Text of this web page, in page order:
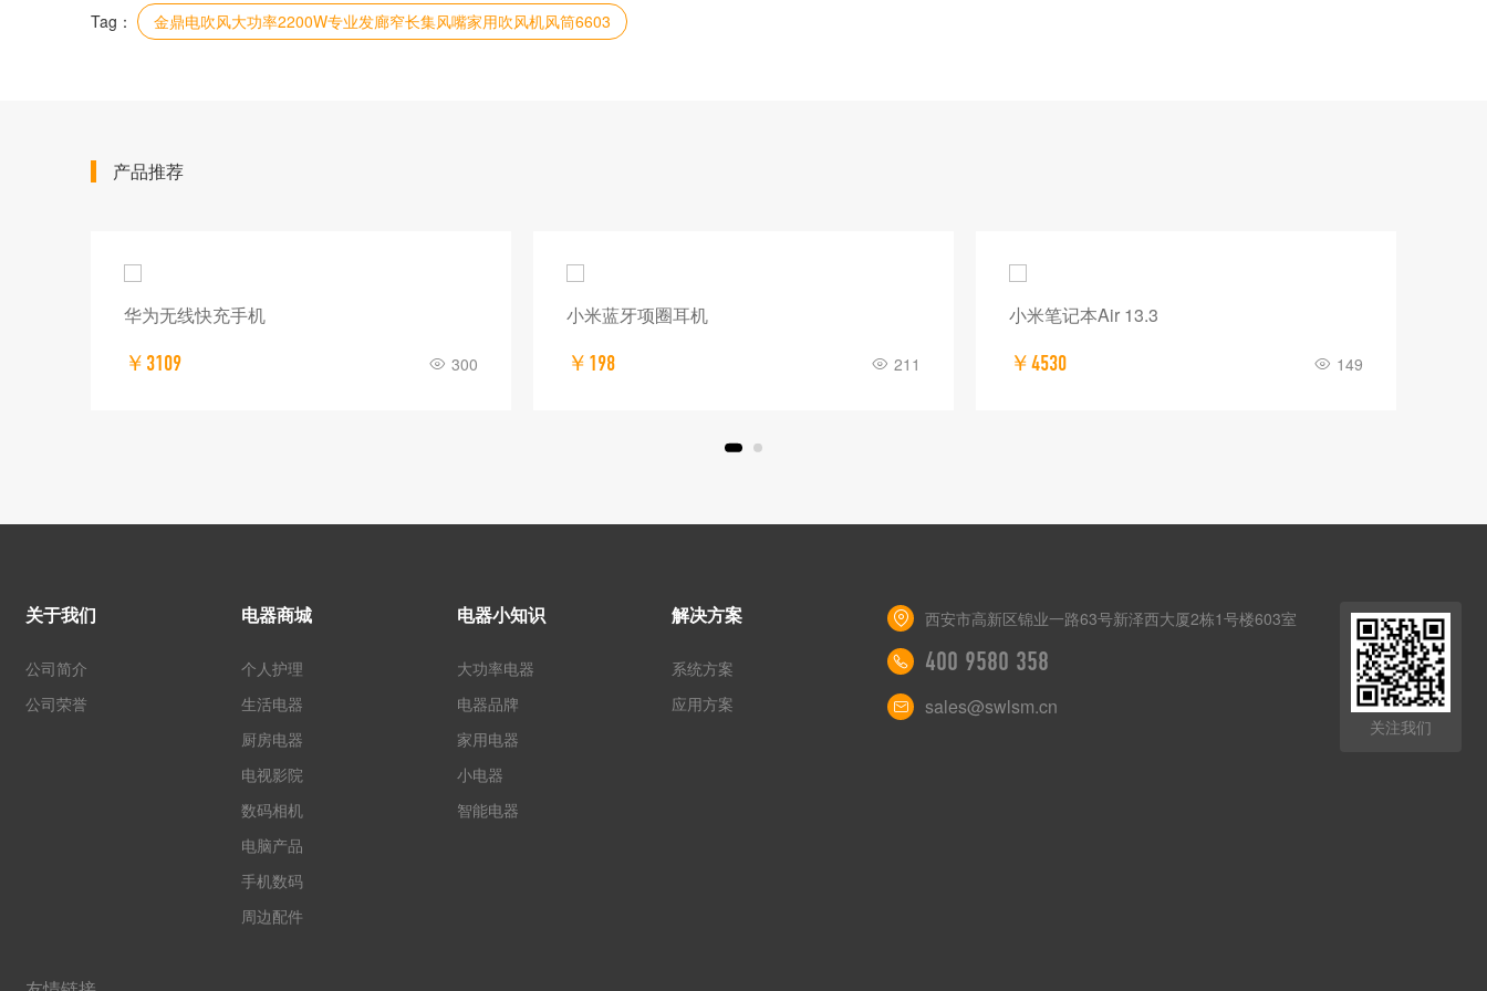
Tag： 金鼎电吹风大功率2200W专业发廊窄长集风嘴家用吹风机风筒6603
产品推荐
华为无线快充手机
￥3109 300
小米蓝牙项圈耳机
￥198 211
小米笔记本Air 13.3
￥4530 149
关于我们
公司简介
公司荣誉
电器商城
个人护理
生活电器
厨房电器
电视影院
数码相机
电脑产品
手机数码
周边配件
电器小知识
大功率电器
电器品牌
家用电器
小电器
智能电器
解决方案
系统方案
应用方案
西安市高新区锦业一路63号新泽西大厦2栋1号楼603室
400 9580 358
sales@swlsm.cn
关注我们